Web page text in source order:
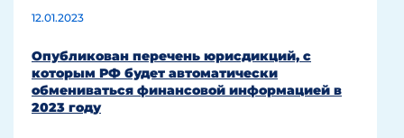
12.01.2023
Опубликован перечень юрисдикций, с
которым РФ будет автоматически
обмениваться финансовой информацией в
2023 году